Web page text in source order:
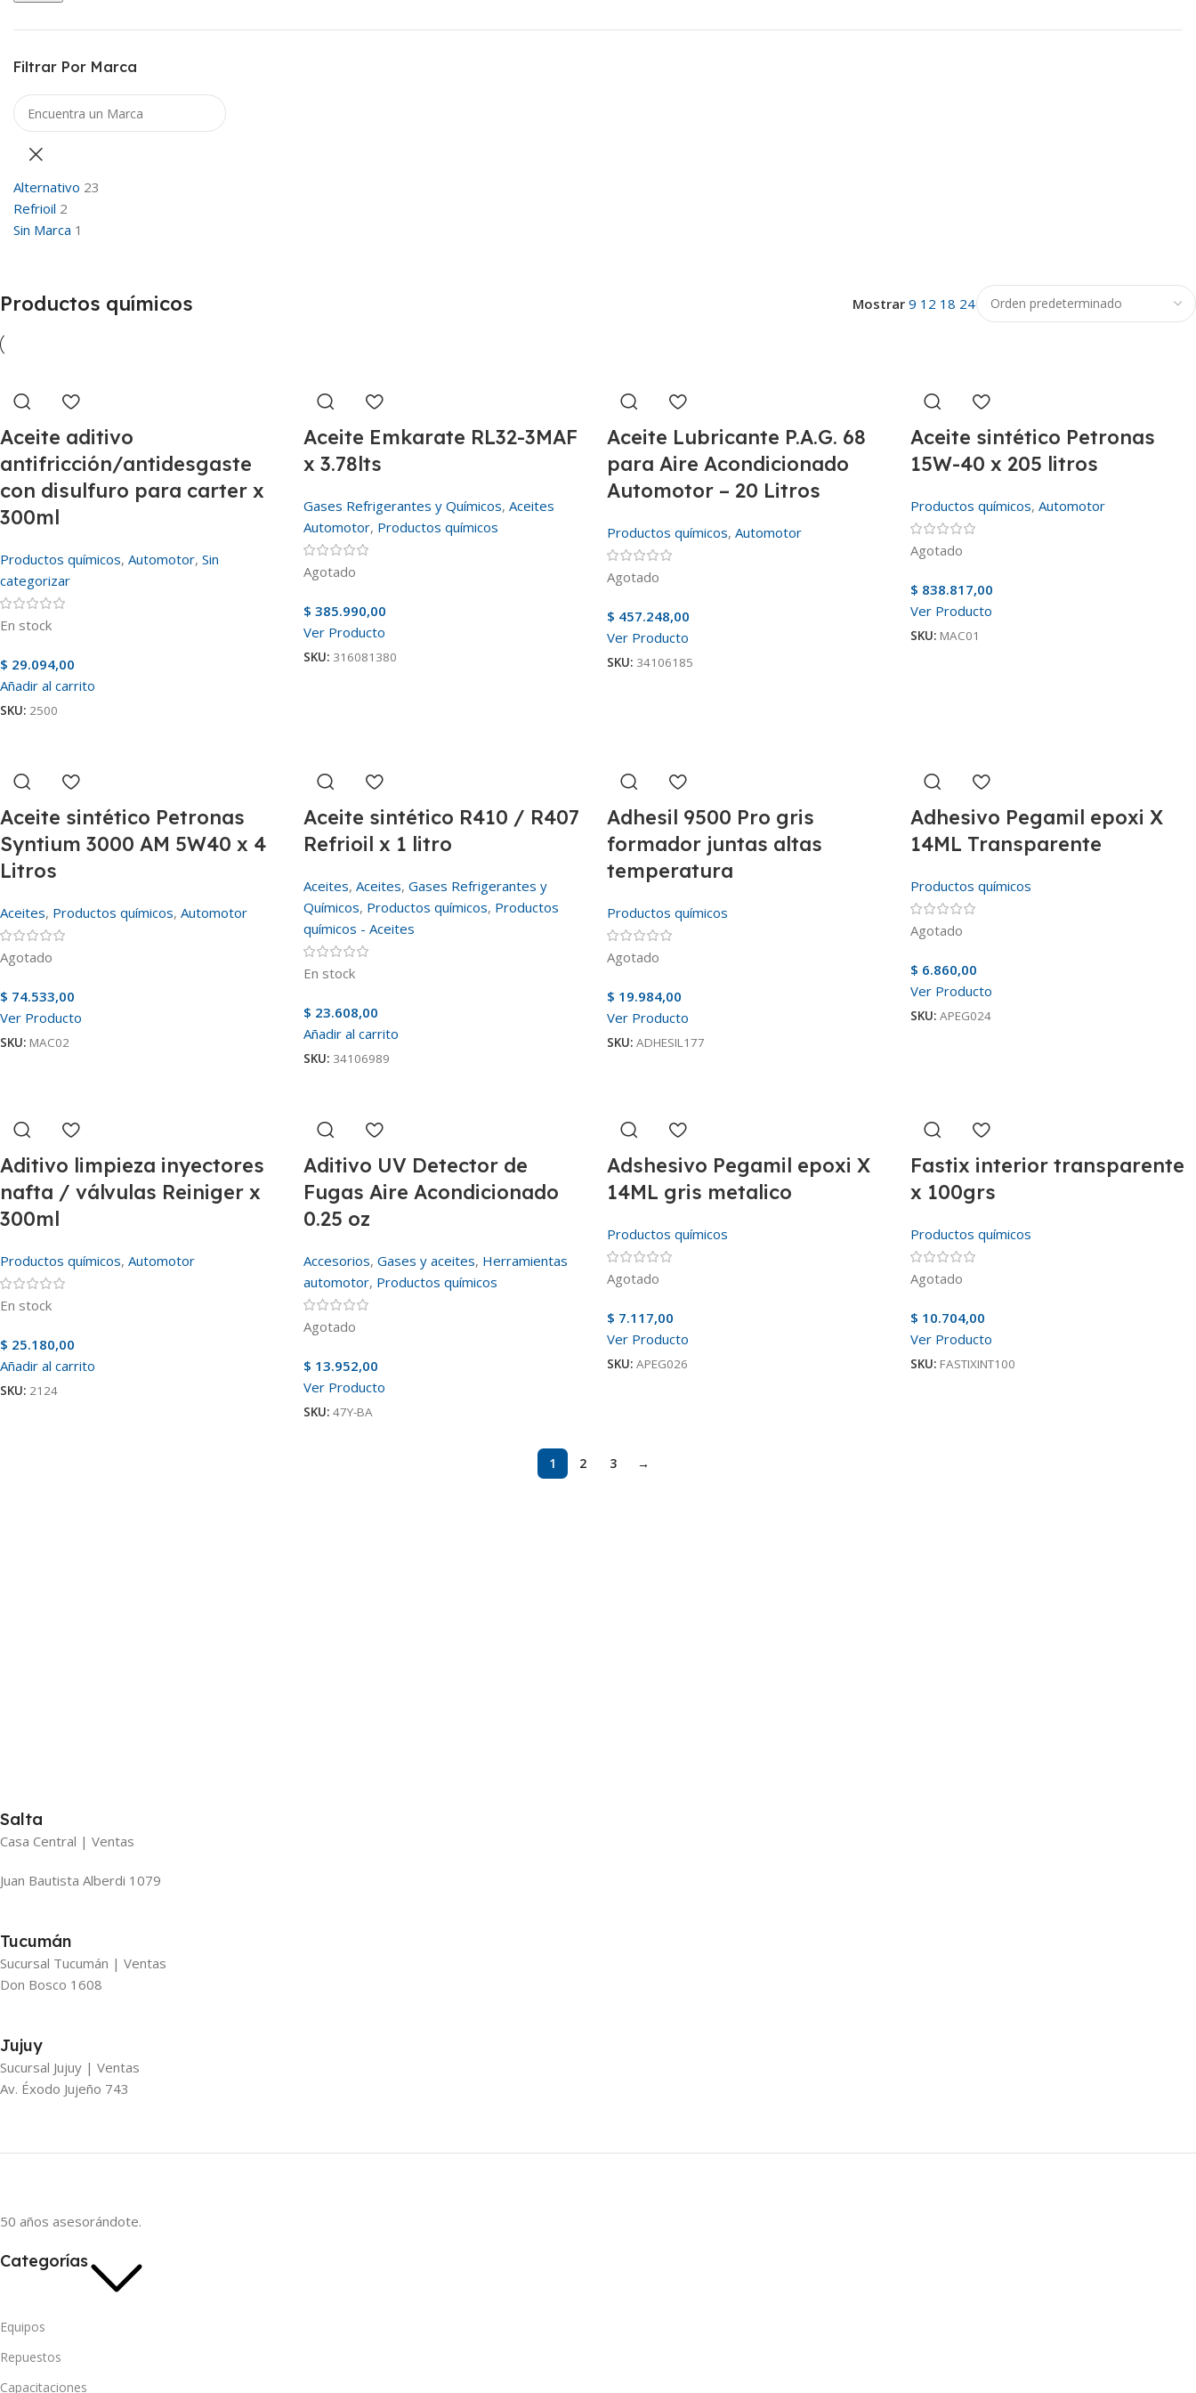
Filtrar Por Marca
Alternativo 23
Refrioil 2
Sin Marca 1
Productos químicos Mostrar 9 12 18 24
Aceite aditivo
antifricción/antidesgaste
con disulfuro para carter x
300ml
Productos químicos, Automotor, Sin
categorizar
En stock
$ 29.094,00
Añadir al carrito
SKU: 2500
Aceite Emkarate RL32-3MAF
x 3.78lts
Gases Refrigerantes y Químicos, Aceites
Automotor, Productos químicos
Agotado
$ 385.990,00
Ver Producto
SKU: 316081380
Aceite Lubricante P.A.G. 68
para Aire Acondicionado
Automotor – 20 Litros
Productos químicos, Automotor
Agotado
$ 457.248,00
Ver Producto
SKU: 34106185
Aceite sintético Petronas
15W-40 x 205 litros
Productos químicos, Automotor
Agotado
$ 838.817,00
Ver Producto
SKU: MAC01
Aceite sintético Petronas
Syntium 3000 AM 5W40 x 4
Litros
Aceites, Productos químicos, Automotor
Agotado
$ 74.533,00
Ver Producto
SKU: MAC02
Aceite sintético R410 / R407
Refrioil x 1 litro
Aceites, Aceites, Gases Refrigerantes y
Químicos, Productos químicos, Productos
químicos - Aceites
En stock
$ 23.608,00
Añadir al carrito
SKU: 34106989
Adhesil 9500 Pro gris
formador juntas altas
temperatura
Productos químicos
Agotado
$ 19.984,00
Ver Producto
SKU: ADHESIL177
Adhesivo Pegamil epoxi X
14ML Transparente
Productos químicos
Agotado
$ 6.860,00
Ver Producto
SKU: APEG024
Aditivo limpieza inyectores
nafta / válvulas Reiniger x
300ml
Productos químicos, Automotor
En stock
$ 25.180,00
Añadir al carrito
SKU: 2124
Aditivo UV Detector de
Fugas Aire Acondicionado
0.25 oz
Accesorios, Gases y aceites, Herramientas
automotor, Productos químicos
Agotado
$ 13.952,00
Ver Producto
SKU: 47Y-BA
Adshesivo Pegamil epoxi X
14ML gris metalico
Productos químicos
Agotado
$ 7.117,00
Ver Producto
SKU: APEG026
Fastix interior transparente
x 100grs
Productos químicos
Agotado
$ 10.704,00
Ver Producto
SKU: FASTIXINT100
1 2 3 →
Salta
Casa Central | Ventas
Juan Bautista Alberdi 1079
Tucumán
Sucursal Tucumán | Ventas
Don Bosco 1608
Jujuy
Sucursal Jujuy | Ventas
Av. Éxodo Jujeño 743
50 años asesorándote.
Categorías
Equipos
Repuestos
Capacitaciones